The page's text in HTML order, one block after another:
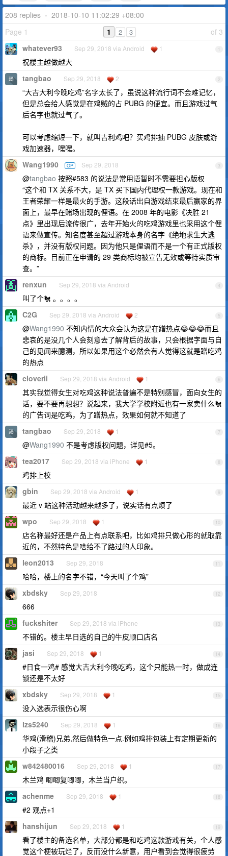
208 replies • 2018-10-10 11:02:29 +08:00
Page 1
of 3
1 2 3
1
whatever93 Sep 29, 2018 via Android 1
祝楼主越做越大
2
tangbao Sep 29, 2018 2
“大吉大利今晚吃鸡”名字太长了，虽说这种流行词不会难记忆，
但是总会给人感觉是在鸡贼的占 PUBG 的便宜。而且游戏过气
后名字也就过气了。
可以考虑缩短一下，就叫吉利鸡吧？买鸡排抽 PUBG 皮肤或游
戏加速器，嘿嘿。
3
Wang1990 OP Sep 29, 2018
@tangbao 按照#583 的说法是常用语暂时不需要担心版权
“这个和 TX 关系不大，是 TX 买下国内代理权一款游戏。现在和
王者荣耀一样是最火的手游。这段话出自游戏结束最后赢家的界
面上，最早在赌场出现的俚语。在 2008 年的电影《决胜 21
点》里出现后流传很广，去年开始火的吃鸡游戏里也采用这个俚
语来做宣传。知名度甚至超过游戏本身的名字《绝地求生大逃
杀》，并没有版权问题。因为他只是俚语而不是一个有正式版权
的商标。目前正在申请的 29 类商标均被宣告无效或等待实质审
查。”
4
renxun Sep 29, 2018 via Android
叫了个🐔 。。。。
5
C2G Sep 29, 2018 via Android 2
@Wang1990 不知内情的大众会认为这是在蹭热点😂😂😂而且
悲哀的是没几个人会刻意去了解背后的故事，只会根据字面与自
己的见闻来臆测，所以如果用这个必然会有人觉得这就是蹭吃鸡
的热点
6
cloverii Sep 29, 2018 via Android 1
其实我觉得女生对吃鸡这种说法普遍不是特别感冒，面向女生的
话，要不要再想想？说起来，我大学学校附近也有一家卖什么🐔
的广告词是吃鸡，为了蹭热点，效果如何就不知道了
7
tangbao Sep 29, 2018 1
@Wang1990 不是考虑版权问题，详见#5。
8
tea2017 Sep 29, 2018 via iPhone 1
鸡排上校
9
gbin Sep 29, 2018 via Android 1
最近 v 站这种活动越来越多了，说实话有点烦了
10
wpo Sep 29, 2018 1
店名称最好还是产品上有点联系吧，比如鸡排只做心形的就取靠
近的，不然特色是啥给不了路过的人印象。
11
leon2013 Sep 29, 2018
哈哈，楼上的名字不错，“今天叫了个鸡”
12
xbdsky Sep 29, 2018
666
13
fuckshiter Sep 29, 2018 via iPhone
不错的。楼主早日选的自己的牛皮顺口店名
14
jasi Sep 29, 2018 1
#日食一鸡# 感觉大吉大利今晚吃鸡，这个只能热一时，做成连
锁还是不太好
15
xbdsky Sep 29, 2018 1
没入选表示很伤心啊
16
lzs5240 Sep 29, 2018 1
华鸡(滑稽)兄弟,然后做特色一点.例如鸡排包装上有定期更新的
小段子之类
17
w842480016 Sep 29, 2018 1
木兰鸡 唧唧复唧唧，木兰当户织。
18
achenme Sep 29, 2018 1
#2 观点+1
19
hanshijun Sep 29, 2018 1
看了楼主的备选名单，大部分都是和吃鸡这款游戏有关，个人感
觉这个梗被玩烂了，反而没什么新意，用户看到会觉得很疲劳